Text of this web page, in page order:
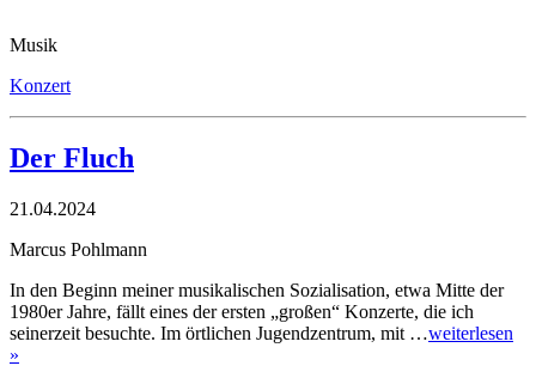
Musik
Konzert
Der Fluch
21.04.2024
Marcus Pohlmann
In den Beginn meiner musikalischen Sozialisation, etwa Mitte der
1980er Jahre, fällt eines der ersten „großen“ Konzerte, die ich
seinerzeit besuchte. Im örtlichen Jugendzentrum, mit …weiterlesen
»